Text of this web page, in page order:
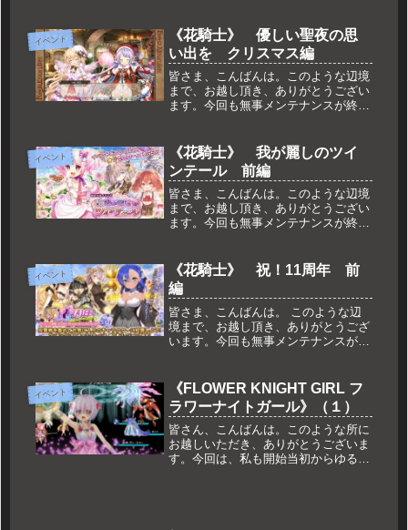
う事でどうやら前と同じ学園ものです
ね！そんな感じで、今回もダラッとご
紹...
イベント
《花騎士》 優しい聖夜の思
い出を クリスマス編
皆さま、こんばんは。このような辺境
まで、お越し頂き、ありがとうござい
ます。今回も無事メンテナンスが終了
は無い第３週は、どんな感じになるの
でしょうか？そんな感じで、今回もダ
ラ...
イベント
《花騎士》 我が麗しのツイ
ンテール 前編
皆さま、こんばんは。このような辺境
まで、お越し頂き、ありがとうござい
ます。今回も無事メンテナンスが終了
ツインテール？ そう思った団長様も
多いかと。そんな感じで、今回もダラ
ッ...
イベント
《花騎士》 祝！11周年 前
編
皆さま、こんばんは。 このような辺
境まで、お越し頂き、ありがとうござ
います。今回も無事メンテナンスが終
言うか、つい先日、10周年ととか言っ
てた気がするんですけど？なにはと...
イベント
《FLOWER KNIGHT GIRL フ
ラワーナイトガール》（１）
皆さん、こんばんは。このような所に
お越しいただき、ありがとうございま
す。今回は、私も開始当初からゆるー